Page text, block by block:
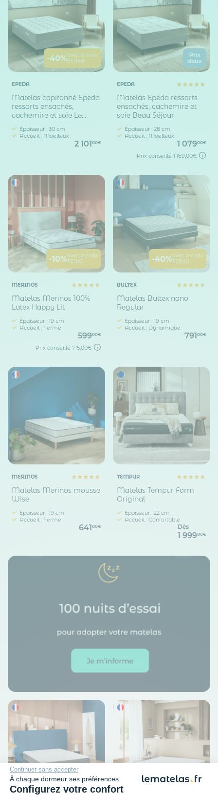
Continuer sans accepter
À chaque dormeur ses préférences.
Configurez votre confort
-40%avec le code
ZEN40
EPEDA
Matelas capitonné Epeda
ressorts ensachés,
cachemire et soie Le
Majestueux
Épaisseur : 30 cm
Accueil : Moelleux
2 10100€
Prix
doux
EPEDA
Matelas Epeda ressorts
ensachés, cachemire et
soie Beau Séjour
Épaisseur : 28 cm
Accueil : Moelleux
1 07900€
Prix conseillé 1 169,00€
-10%avec le code
ZEN10
MERINOS
Matelas Merinos 100%
Latex Happy Lit
Épaisseur : 19 cm
Accueil : Ferme
59900€
Prix conseillé 715,00€
-40%avec le code
ZEN40
BULTEX
Matelas Bultex nano
Regular
Épaisseur : 19 cm
Accueil : Dynamique
79100€
MERINOS
Matelas Merinos mousse
Wise
Épaisseur : 19 cm
Accueil : Ferme
64100€
TEMPUR
Matelas Tempur Form
Original
Épaisseur : 22 cm
Accueil : Confortable
Dès
1 99900€
Prix
doux
Prix